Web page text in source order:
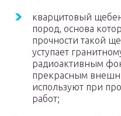
кварцитовый
пород, основа
прочности такой
уступает
радиоактивным
прекрасным
используют при
работ;